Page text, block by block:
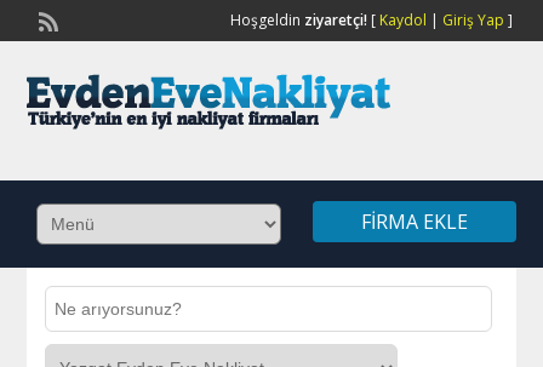
Hoşgeldin ziyaretçi![ Kaydol | Giriş Yap ]
FIRMA EKLE